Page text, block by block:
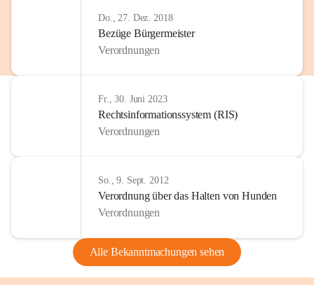
Do., 27. Dez. 2018
Bezüge Bürgermeister
Verordnungen
Fr., 30. Juni 2023
Rechtsinformationssystem (RIS)
Verordnungen
So., 9. Sept. 2012
Verordnung über das Halten von Hunden
Verordnungen
Alle Bekanntmachungen sehen